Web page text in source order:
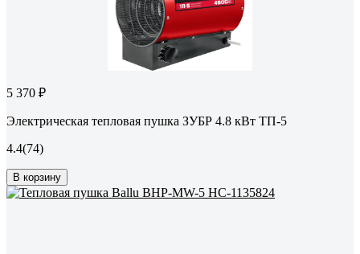
5 370 ₽
Электрическая тепловая пушка ЗУБР 4.8 кВт ТП-5
4.4(74)
В корзину